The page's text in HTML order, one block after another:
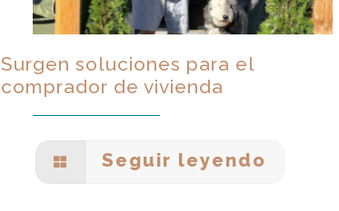
Surgen soluciones para el
comprador de vivienda
Seguir leyendo